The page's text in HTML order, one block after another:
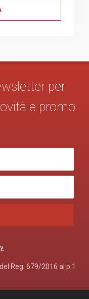
per
e promo
Reg. 679/2016 al p.1